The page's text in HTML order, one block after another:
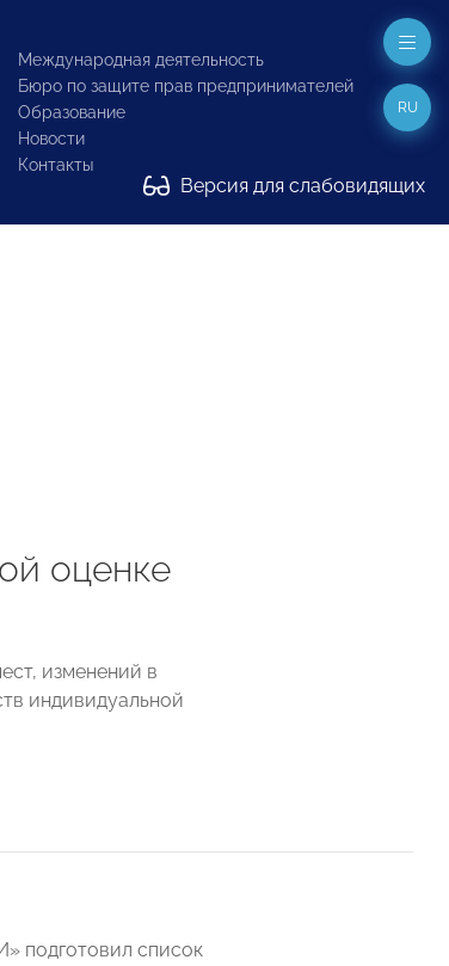
Международная деятельность
Бюро по защите прав предпринимателей
Образование
Новости
Контакты
Версия для слабовидящих
RU
оценке
изменений в
индивидуальной
подготовил список